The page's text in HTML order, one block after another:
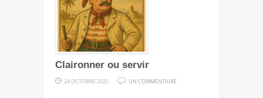
Claironner ou servir
24 OCTOBRE 2025 UN COMMENTAIRESUR